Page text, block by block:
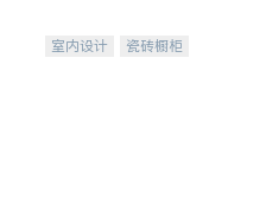
室内设计
瓷砖橱柜